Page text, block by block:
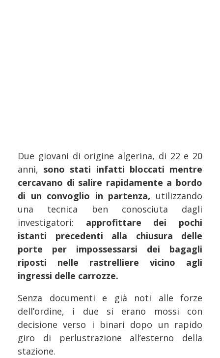
Due giovani di origine algerina, di 22 e 20
anni, sono stati infatti bloccati mentre
cercavano di salire rapidamente a bordo
di un convoglio in partenza, utilizzando
una tecnica ben conosciuta dagli
investigatori: approfittare dei pochi
istanti precedenti alla chiusura delle
porte per impossessarsi dei bagagli
riposti nelle rastrelliere vicino agli
ingressi delle carrozze.
Senza documenti e già noti alle forze
dell’ordine, i due si erano mossi con
decisione verso i binari dopo un rapido
giro di perlustrazione all’esterno della
stazione.